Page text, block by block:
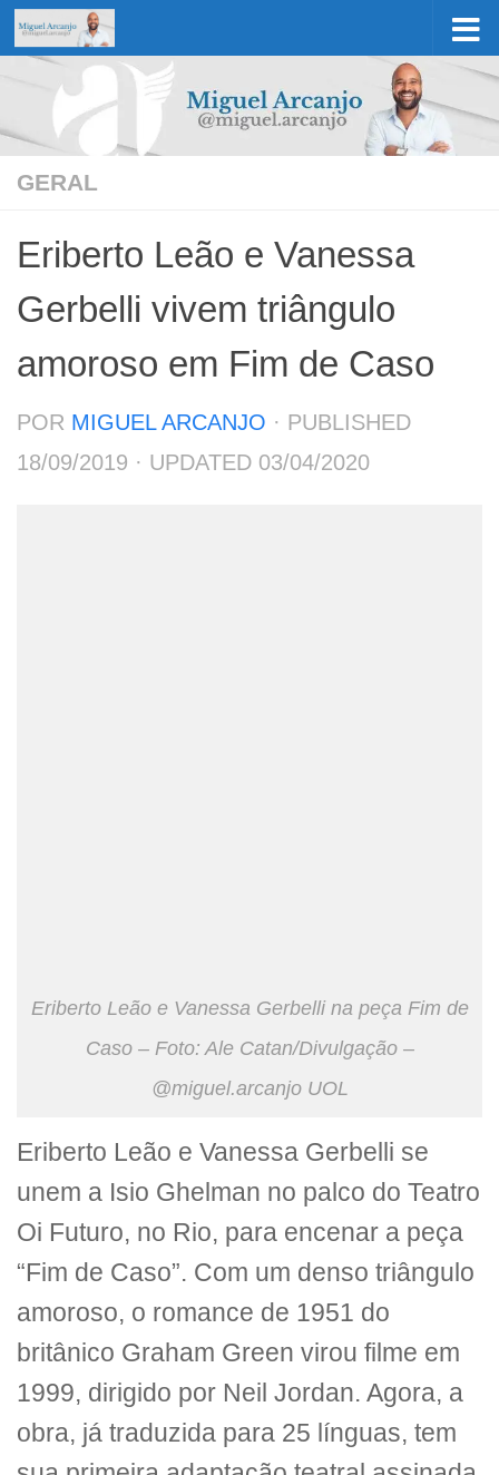
Skip to content
GERAL
Eriberto Leão e Vanessa
Gerbelli vivem triângulo
amoroso em Fim de Caso
POR MIGUEL ARCANJO · PUBLISHED
18/09/2019 · UPDATED 03/04/2020
Eriberto Leão e Vanessa Gerbelli na peça Fim de
Caso – Foto: Ale Catan/Divulgação –
@miguel.arcanjo UOL
Eriberto Leão e Vanessa Gerbelli se
unem a Isio Ghelman no palco do Teatro
Oi Futuro, no Rio, para encenar a peça
“Fim de Caso”. Com um denso triângulo
amoroso, o romance de 1951 do
britânico Graham Green virou filme em
1999, dirigido por Neil Jordan. Agora, a
obra, já traduzida para 25 línguas, tem